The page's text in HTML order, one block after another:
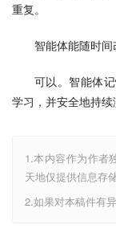
重复。
智能体能随时间
可以。智能体
学习，并安全地持续
1.本内容作为作者
天地仅提供信息存
2.如果对本稿件有